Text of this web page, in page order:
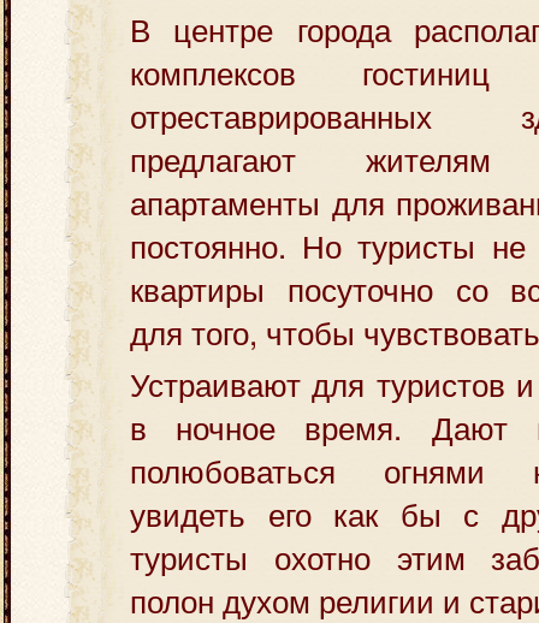
В центре города
комплексов
предлагают
апартаменты для
постоянно. Но туристы
квартиры посуточно со
для того, чтобы
Устраивают для туристов
в ночное время. Дают
полюбоваться огнями
увидеть его как бы с
туристы охотно этим
полон духом религии и